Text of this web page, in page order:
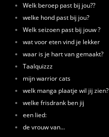
Welk beroep past bij jou??
welke hond past bij jou?
Welk seizoen past bij jouw ?
wat voor eten vind je lekker
waar is je hart van gemaakt?
Taalquizzz
mijn warrior cats
welk manga plaatje wil jij zien?
welke frisdrank ben jij
een lied:
de vrouw van...